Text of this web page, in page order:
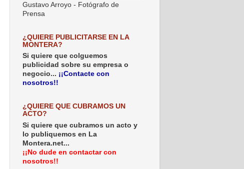
Gustavo Arroyo - Fotógrafo de
Prensa
¿QUIERE PUBLICITARSE EN LA
MONTERA?
Si quiere que colguemos
publicidad sobre su empresa o
negocio... ¡¡Contacte con
nosotros!!
¿QUIERE QUE CUBRAMOS UN
ACTO?
Si quiere que cubramos un acto y
lo publiquemos en La
Montera.net...
¡¡No dude en contactar con
nosotros!!